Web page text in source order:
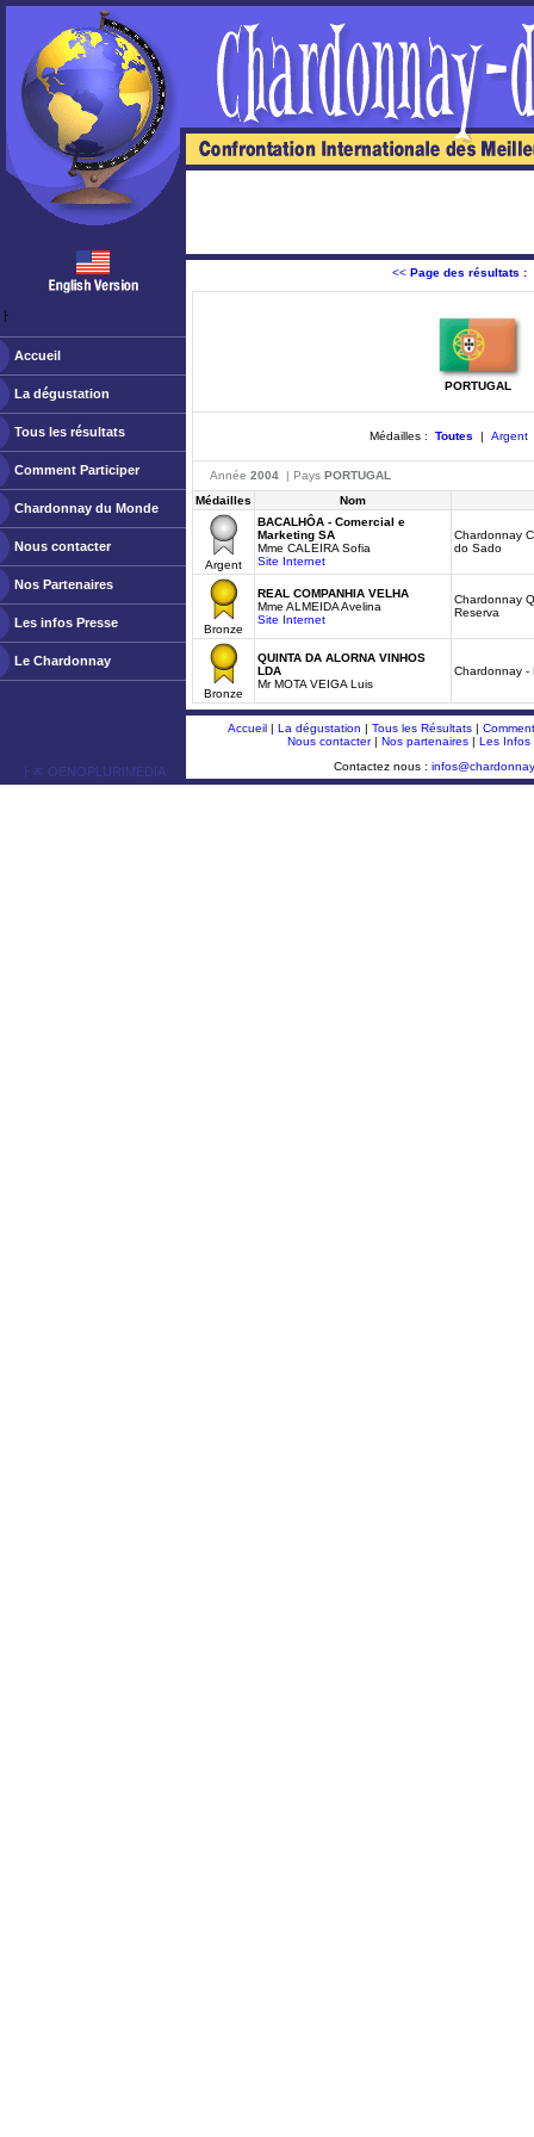
ￂﾠ
Accueil
La dégustation
Tous les résultats
Comment Participer
Chardonnay du Monde
Nous contacter
Nos Partenaires
Les infos Presse
Le Chardonnay
<< Page des résultats :
PORTUGAL
Médailles : Toutes | Argent
Année 2004 | Pays PORTUGAL
Médailles
Nom
Argent
BACALHÔA - Comercial e
Marketing SA
Mme CALEIRA Sofia
Site Internet
Chardonnay
do Sado
Bronze
REAL COMPANHIA VELHA
Mme ALMEIDA Avelina
Site Internet
Chardonnay
Reserva
Bronze
QUINTA DA ALORNA VINHOS
LDA
Mr MOTA VEIGA Luis
Chardonnay -
ￂﾮ OENOPLURIMEDIA
Accueil| La dégustation | Tous les Résultats|
Nous contacter| Nos partenaires| Les Infos
Contactez nous :